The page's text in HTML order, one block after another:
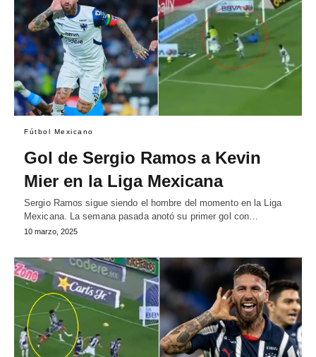
Fútbol Mexicano
Gol de Sergio Ramos a Kevin
Mier en la Liga Mexicana
Sergio Ramos sigue siendo el hombre del momento en la Liga
Mexicana. La semana pasada anotó su primer gol con…
10 marzo, 2025